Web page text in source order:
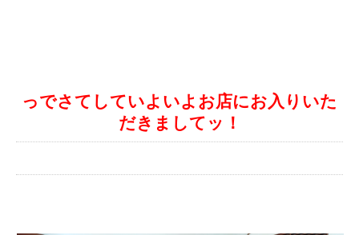
っでさてしていよいよお店にお入りいた
だきましてッ！